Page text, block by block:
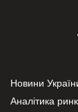
Новини
Аналітика